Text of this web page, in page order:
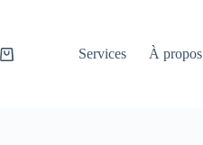
Services À propos